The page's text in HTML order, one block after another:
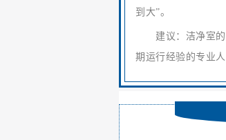
到大”。
建议：洁净室的
期运行经验的专业